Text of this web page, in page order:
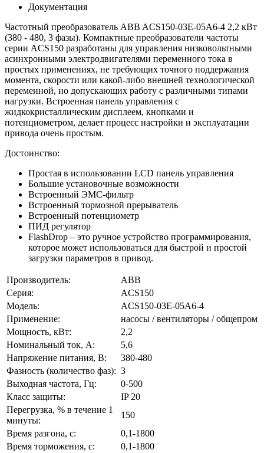
Документация
Частотный преобразователь ABB ACS150-03E-05A6-4 2,2 кВт
(380 - 480, 3 фазы). Компактные преобразователи частоты
серии ACS150 разработаны для управления низковольтными
асинхронными электродвигателями переменного тока в
простых применениях, не требующих точного поддержания
момента, скорости или какой-либо внешней технологической
переменной, но допускающих работу с различными типами
нагрузки. Встроенная панель управления с
жидкокристаллическим дисплеем, кнопками и
потенциометром, делает процесс настройки и эксплуатации
привода очень простым.
Достоинство:
Простая в использовании LCD панель управления
Большие установочные возможности
Встроенный ЭМС-фильтр
Встроенный тормозной прерыватель
Встроенный потенциометр
ПИД регулятор
FlashDrop – это ручное устройство программирования,
которое может использоваться для быстрой и простой
загрузки параметров в привод.
Производитель:
ABB
Серия:
ACS150
Модель:
ACS150-03E-05A6-4
Применение:
насосы / вентиляторы / общепром
Мощность, кВт:
2,2
Номинальный ток, А:
5,6
Напряжение питания, В:
380-480
Фазность (количество фаз): 3
Выходная частота, Гц:
0-500
Класс защиты:
IP 20
Перегрузка, % в течение 1
минуты:
150
Время разгона, с:
0,1-1800
Время торможения, с:
0,1-1800